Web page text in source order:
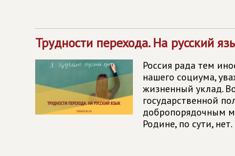
Трудности перехода. На русский
Россия рада тем
нашего социума,
жизненный уклад.
государственной
добропорядочным
Родине, по сути, нет.